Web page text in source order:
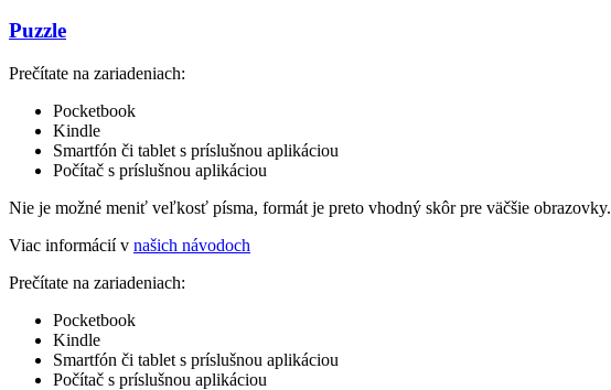
Puzzle
Prečítate na zariadeniach:
Pocketbook
Kindle
Smartfón či tablet s príslušnou aplikáciou
Počítač s príslušnou aplikáciou
Nie je možné meniť veľkosť písma, formát je preto vhodný skôr pre väčšie obrazovky.
Viac informácií v našich návodoch
Prečítate na zariadeniach:
Pocketbook
Kindle
Smartfón či tablet s príslušnou aplikáciou
Počítač s príslušnou aplikáciou